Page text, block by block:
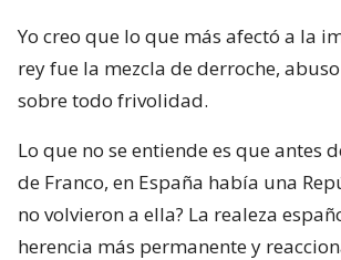
Yo creo que lo que más afectó a la
rey fue la mezcla de derroche,
sobre todo frivolidad.
Lo que no se entiende es que antes
de Franco, en España había una
no volvieron a ella? La realeza
herencia más permanente y